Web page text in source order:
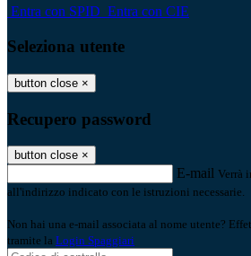
Entra con SPID Entra con CIE
Seleziona utente
button close ×
Recupero password
button close ×
E-mail Verrà
all'indirizzo indicato con le istruzioni necessarie.
Non hai una e-mail associata al nome utente?
tramite la Login Spaggiari